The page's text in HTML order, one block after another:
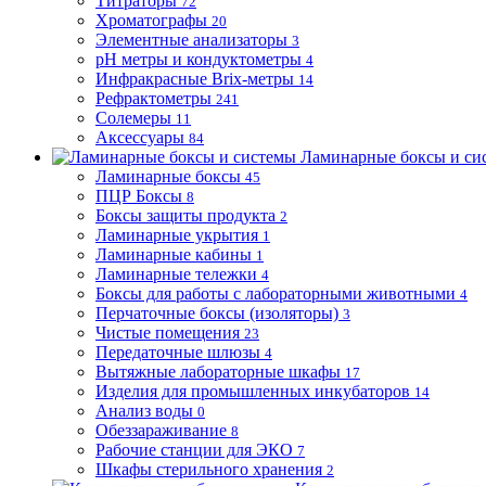
Хроматографы 20
Элементные анализаторы 3
pH метры и кондуктометры 4
Инфракрасные Brix-метры 14
Рефрактометры 241
Солемеры 11
Аксессуары 84
Ламинарные боксы и
Ламинарные боксы 45
ПЦР Боксы 8
Боксы защиты продукта 2
Ламинарные укрытия 1
Ламинарные кабины 1
Ламинарные тележки 4
Боксы для работы с лабораторными животными 4
Перчаточные боксы (изоляторы) 3
Чистые помещения 23
Передаточные шлюзы 4
Вытяжные лабораторные шкафы 17
Изделия для промышленных инкубаторов 14
Анализ воды 0
Обеззараживание 8
Рабочие станции для ЭКО 7
Шкафы стерильного хранения 2